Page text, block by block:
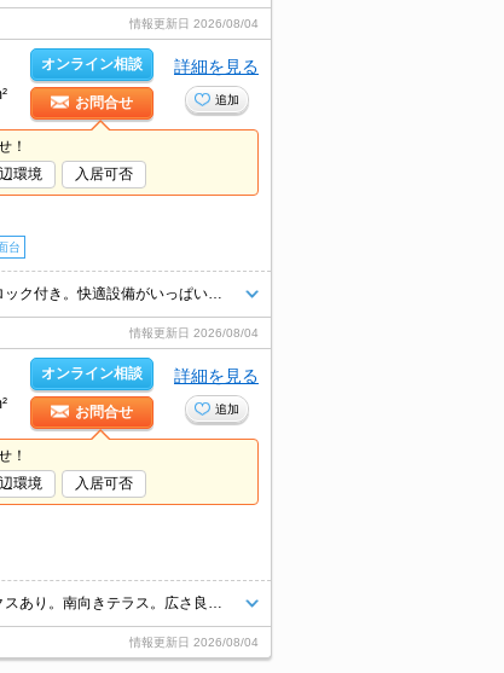
情報更新日 2026/08/04
オンライン相談
お問合せ
詳細を見る
追加
！
環境 入居可否
台
情報更新日 2026/08/04
オンライン相談
お問合せ
詳細を見る
追加
！
環境 入居可否
情報更新日 2026/08/04